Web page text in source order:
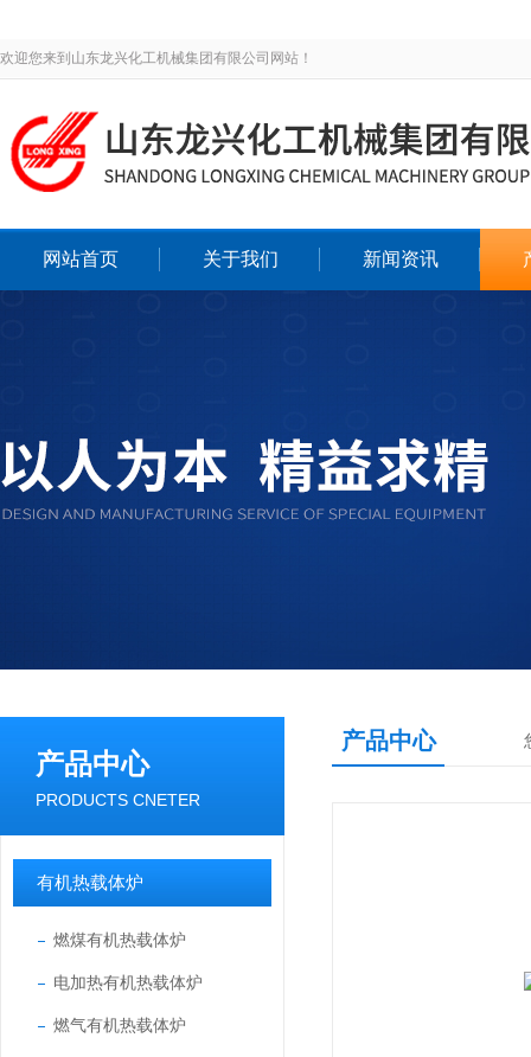
欢迎您来到山东龙兴化工机械集团有限公司网站！
网站首页 关于我们 新闻资讯
产品中心
PRODUCTS CNETER
有机热载体炉
燃煤有机热载体炉
电加热有机热载体炉
燃气有机热载体炉
产品中心